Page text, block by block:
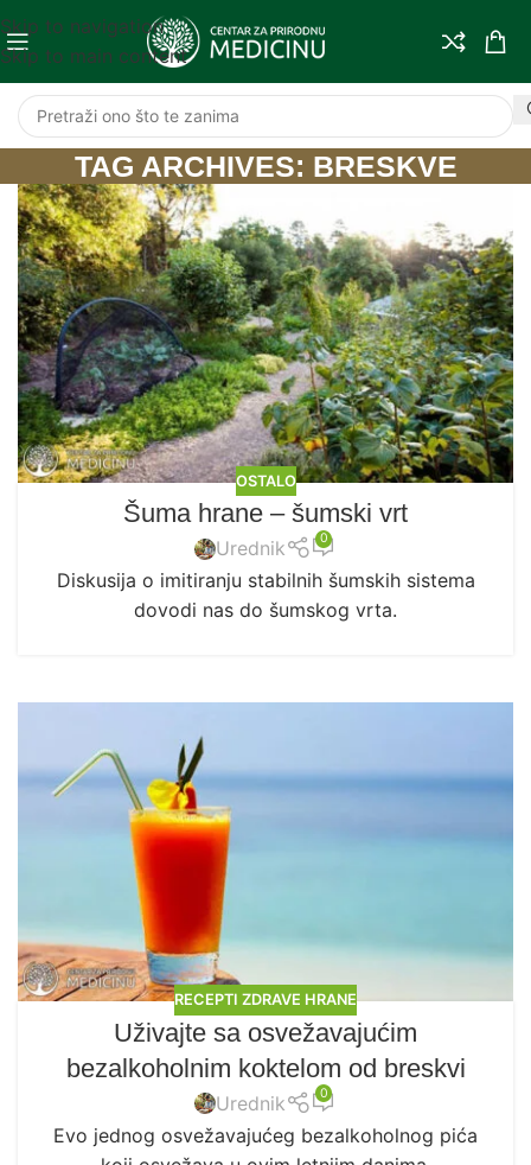
Skip to navigation
Skip to main content
TAG ARCHIVES: BRESKVE
OSTALO
Šuma hrane – šumski vrt
Urednik 0
Diskusija o imitiranju stabilnih šumskih sistema
dovodi nas do šumskog vrta.
RECEPTI ZDRAVE HRANE
Uživajte sa osvežavajućim
bezalkoholnim koktelom od breskvi
Urednik 0
Evo jednog osvežavajućeg bezalkoholnog pića